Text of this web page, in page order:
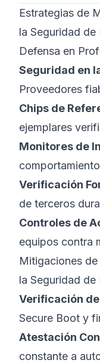
Estrategias de
la Seguridad de
Defensa en
Seguridad en
Proveedores
Chips de
ejemplares
Monitores de
Verificación
de terceros
Controles de
equipos contra
Mitigaciones
la Seguridad de
Verificación
Secure Boot y
Atestación
constante a